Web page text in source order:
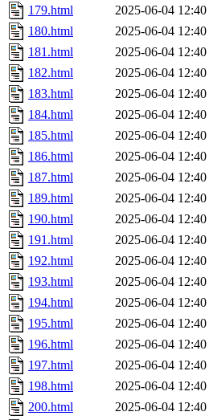
179.html
2025-06-04 12:40
180.html
2025-06-04 12:40
181.html
2025-06-04 12:40
182.html
2025-06-04 12:40
183.html
2025-06-04 12:40
184.html
2025-06-04 12:40
185.html
2025-06-04 12:40
186.html
2025-06-04 12:40
187.html
2025-06-04 12:40
189.html
2025-06-04 12:40
190.html
2025-06-04 12:40
191.html
2025-06-04 12:40
192.html
2025-06-04 12:40
193.html
2025-06-04 12:40
194.html
2025-06-04 12:40
195.html
2025-06-04 12:40
196.html
2025-06-04 12:40
197.html
2025-06-04 12:40
198.html
2025-06-04 12:40
200.html
2025-06-04 12:40